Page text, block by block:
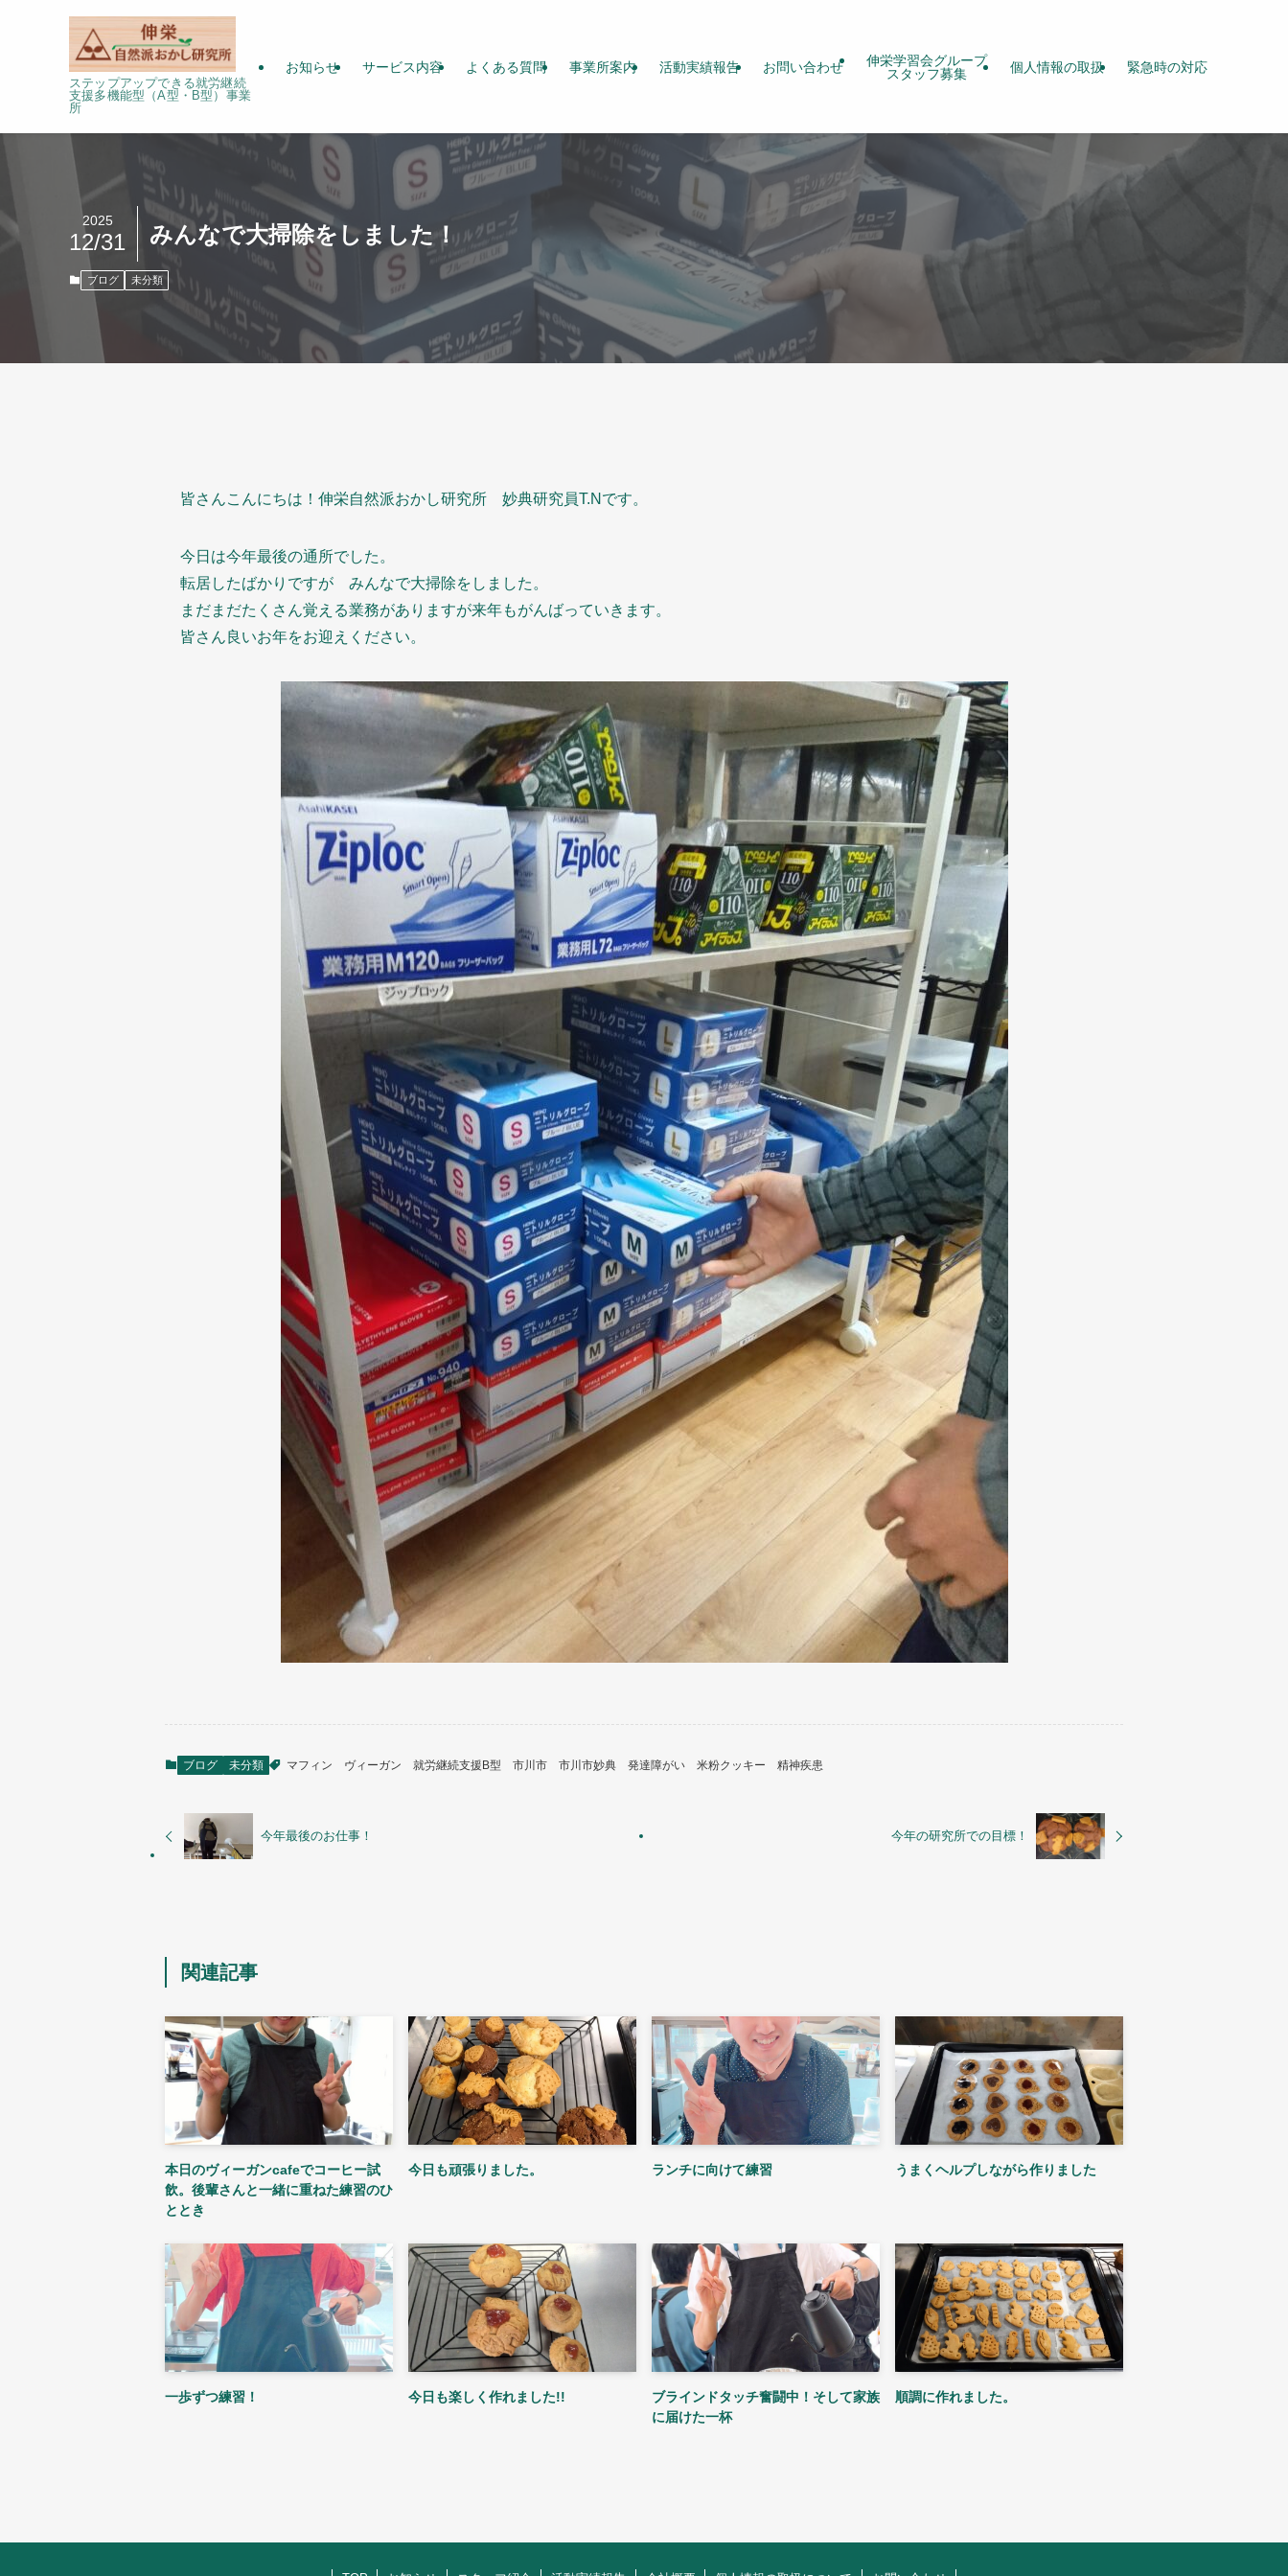
ステップアップできる就労継続
支援多機能型（A型・B型）事業
所
お知らせ サービス内容 よくある質問 事業所案内 活動実績報告 お問い合わせ
伸栄学習会グループ
スタッフ募集
個人情報の取扱 緊急時の対応
みんなで大掃除をしました！
2025
12/31
ブログ 未分類
皆さんこんにちは！伸栄自然派おかし研究所 妙典研究員T.Nです。
今日は今年最後の通所でした。
転居したばかりですが みんなで大掃除をしました。
まだまだたくさん覚える業務がありますが来年もがんばっていきます。
皆さん良いお年をお迎えください。
ブログ 未分類 マフィン ヴィーガン 就労継続支援B型 市川市 市川市妙典 発達障がい 米粉クッキー 精神疾患
今年最後のお仕事！ 今年の研究所での目標！
関連記事
本日のヴィーガンcafeでコーヒー試
飲。後輩さんと一緒に重ねた練習のひ
ととき
今日も頑張りました。 ランチに向けて練習 うまくヘルプしながら作りました
一歩ずつ練習！ 今日も楽しく作れました!!
ブラインドタッチ奮闘中！そして家族
に届けた一杯
順調に作れました。